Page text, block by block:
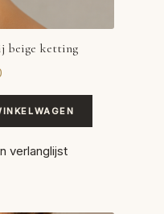
beige ketting
verlanglijst